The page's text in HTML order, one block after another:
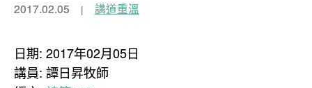
2017.02.05 講道重溫
日期: 2017年02月05日
講員: 譚日昇牧師